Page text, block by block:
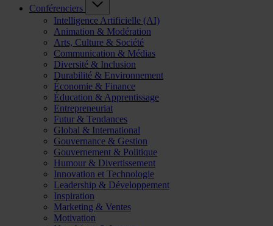
Conférenciers
Intelligence Artificielle (AI)
Animation & Modération
Arts, Culture & Société
Communication & Médias
Diversité & Inclusion
Durabilité & Environnement
Économie & Finance
Éducation & Apprentissage
Entrepreneuriat
Futur & Tendances
Global & International
Gouvernance & Gestion
Gouvernement & Politique
Humour & Divertissement
Innovation et Technologie
Leadership & Développement
Inspiration
Marketing & Ventes
Motivation